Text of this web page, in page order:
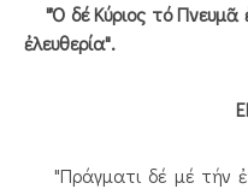
"Ὁ δέ Κύριος τό Πνευμᾶ
ἐλευθερία".
"Πράγματι δέ μέ τήν